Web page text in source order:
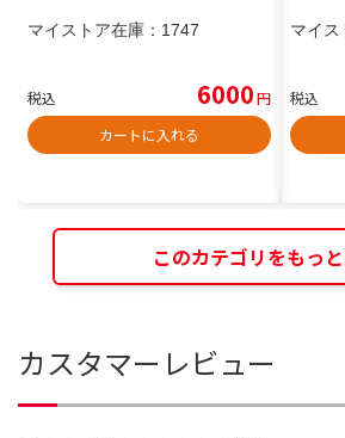
マイストア在庫： 1747
税込 6000円
カートに入れる
マイス
税込
このカテゴリをもっ
カスタマーレビュー